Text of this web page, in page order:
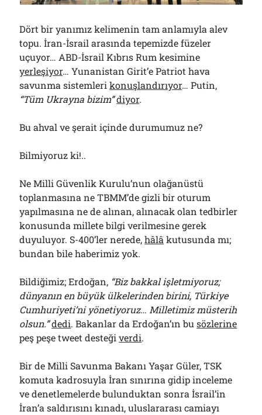
Arşivler
Arşivler
Dört bir yanımız kelimenin tam anlamıyla alev
topu. İran-İsrail arasında tepemizde füzeler
uçuyor… ABD-İsrail Kıbrıs Rum kesimine
yerleşiyor… Yunanistan Girit’e Patriot hava
savunma sistemlerikonuşlandırıyor… Putin,
“Tüm Ukrayna bizim”diyor.
Bu ahval ve şerait içinde durumumuz ne?
Bilmiyoruz ki!..
Ne Milli Güvenlik Kurulu’nun olağanüstü
toplanmasına ne TBMM’de gizli bir oturum
yapılmasına ne de alınan, alınacak olan tedbirler
konusunda millete bilgi verilmesine gerek
duyuluyor. S-400’ler nerede,hâlâ kutusunda mı;
bundan bile haberimiz yok.
Bildiğimiz; Erdoğan, “Biz bakkal işletmiyoruz;
dünyanın en büyük ülkelerinden birini, Türkiye
Cumhuriyeti’ni yönetiyoruz… Milletimiz müsterih
olsun.”dedi. Bakanlar da Erdoğan’ın busözlerine
peş peşe tweet desteğiverdi.
Bir de Milli Savunma Bakanı Yaşar Güler, TSK
komuta kadrosuyla İran sınırına gidip inceleme
ve denetlemelerde bulunduktan sonra İsrail’in
İran’a saldırısını kınadı, uluslararası camiayı